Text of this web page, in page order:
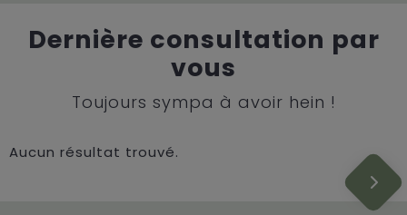
Dernière consultation par
vous
Toujours sympa à avoir hein !
Aucun résultat trouvé.